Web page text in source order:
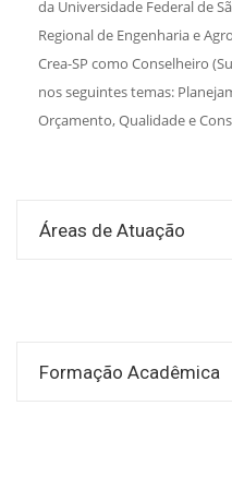
da Universidade Federal de
Regional de Engenharia e
Crea-SP como Conselheiro
nos seguintes temas:
Orçamento, Qualidade e
Áreas de Atuação
Formação Acadêmica